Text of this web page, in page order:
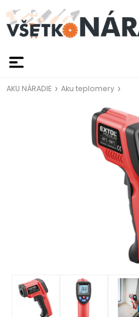
AKU NÁRADIE Aku teplomery